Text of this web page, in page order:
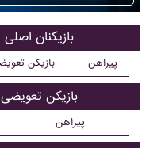
بازیکنان
بازیکن پیراهن
بازیکن
پیراهن